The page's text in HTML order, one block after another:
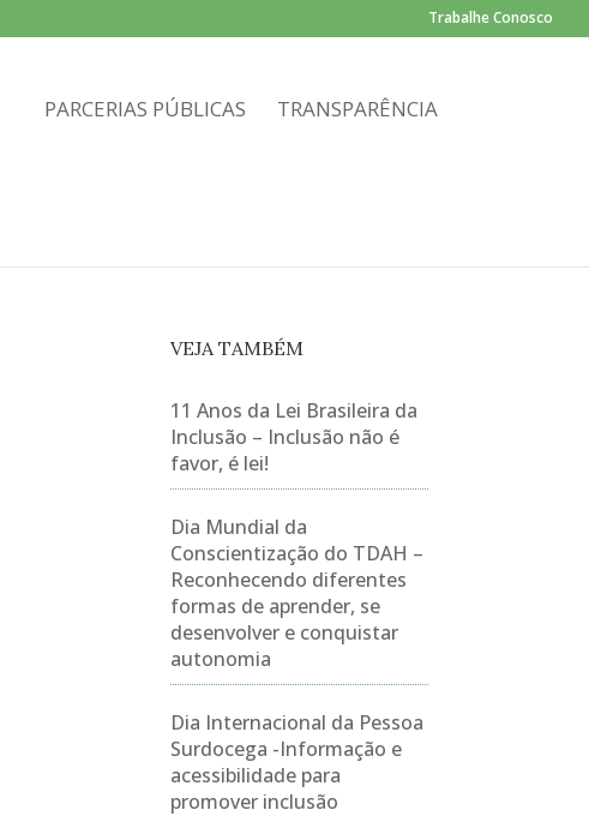
Trabalhe Conosco
PARCERIAS PÚBLICAS TRANSPARÊNCIA
VEJA TAMBÉM
11 Anos da Lei Brasileira da
Inclusão – Inclusão não é
favor, é lei!
Dia Mundial da
Conscientização do TDAH –
Reconhecendo diferentes
formas de aprender, se
desenvolver e conquistar
autonomia
Dia Internacional da Pessoa
Surdocega -Informação e
acessibilidade para
promover inclusão